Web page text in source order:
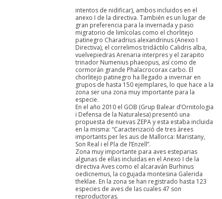
intentos de nidificar), ambos incluidos en el
anexo I de la directiva. También es un lugar de
gran preferencia para la invernada y paso
migratorio de limícolas como el chorlitejo
patinegro Charadrius alexandrinus (Anexo I
Directiva), el correlimos tridáctilo Calidris alba,
vuelvepiedras Arenaria interpres y el zarapito
trinador Numenius phaeopus, así como de
cormorán grande Phalacrocorax carbo. El
chorlitejo patinegro ha llegado a invernar en
grupos de hasta 150 ejemplares, lo que hace a la
zona ser una zona muy importante para la
especie.
En el año 2010 el GOB (Grup Balear d’Ornitologia
i Defensa de la Naturalesa) presentó una
propuesta de nuevas ZEPA y esta estaba incluida
en la misma: “Caracterizació de tres àrees
importants per les aus de Mallorca: Maristany,
Son Real i el Pla de l’Enzell”.
Zona muy importante para aves esteparias
algunas de ellas incluidas en el Anexo I de la
directiva Aves como el alcaraván Burhinus
oedicnemus, la cogujada montesina Galerida
theklae. En la zona se han registrado hasta 123
especies de aves de las cuales 47 son
reproductoras.